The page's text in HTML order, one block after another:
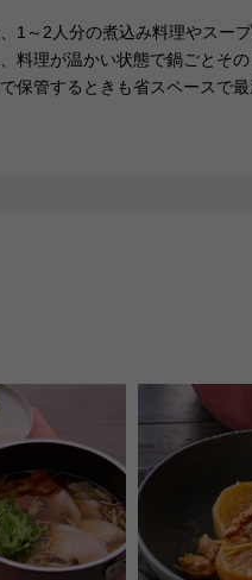
温度は80℃、
ンの耐熱温度
食器洗浄機の
1～2人分の煮込み料理やスープ
料理が温かい状態で鍋ごとそ
保管するときも省スペースで最